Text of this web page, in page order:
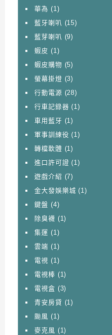
華為 (1)
藍牙喇叭 (15)
藍芽喇叭 (9)
蝦皮 (1)
蝦皮購物 (5)
螢幕掛燈 (3)
行動電源 (28)
行車記錄器 (1)
車用藍牙 (1)
軍事訓練役 (1)
轉檔軟體 (1)
進口許可證 (1)
遊戲介紹 (7)
金大發娛樂城 (1)
鍵盤 (4)
除臭襪 (1)
集運 (1)
雲端 (1)
電視 (1)
電視棒 (1)
電視盒 (3)
青安房貸 (1)
颱風 (1)
麥克風 (1)